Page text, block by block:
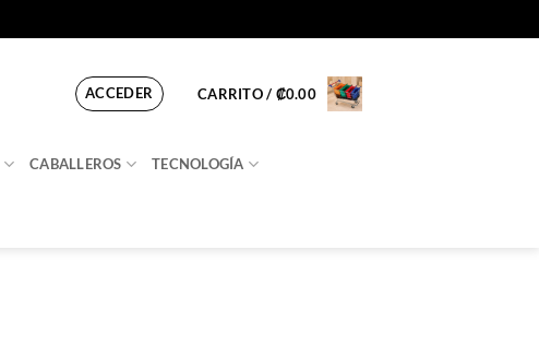
ACCEDER CARRITO / ₡0.00
CABALLEROS TECNOLOGÍA